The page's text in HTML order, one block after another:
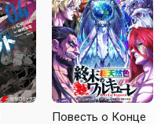
Повесть о Конце